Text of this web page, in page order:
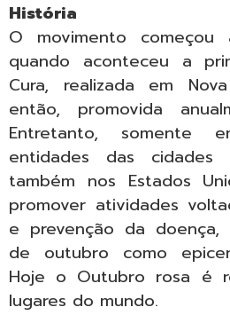
História
O movimento
quando aconteceu a
Cura, realizada em
então, promovida
Entretanto,
entidades das
também nos Estados
promover atividades
e prevenção da doença,
de outubro como
Hoje o Outubro rosa é
lugares do mundo.